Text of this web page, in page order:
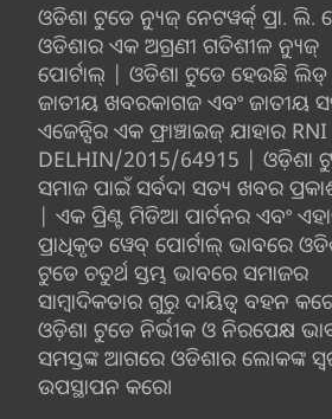
ଓଡିଶା ଟୁଡେ ନ୍ୟୁଜ୍ ନେଟୱର୍କ୍ ପ୍ରା. ଲି.
ଓଡିଶାର ଏକ ଅଗ୍ରଣୀ ଗତିଶୀଳ ନ୍ୟୁଜ୍
ପୋର୍ଟାଲ୍ | ଓଡିଶା ଟୁଡେ ହେଉଛି ଲିଡ୍
ଜାତୀୟ ଖବରକାଗଜ ଏବଂ ଜାତୀୟ
ଏଜେନ୍ସିର ଏକ ଫ୍ରାଞ୍ଚାଇଜ୍ ଯାହାର
DELHIN/2015/64915 | ଓଡ଼ିଶା
ସମାଜ ପାଇଁ ସର୍ବଦା ସତ୍ୟ ଖବର
| ଏକ ପ୍ରିଣ୍ଟ ମିଡିଆ ପାର୍ଟନର ଏବଂ
ପ୍ରାଧିକୃତ ୱେବ୍ ପୋର୍ଟାଲ୍ ଭାବରେ
ଟୁଡେ ଚତୁର୍ଥ ସ୍ତମ୍ଭ ଭାବରେ ସମାଜର
ସାମ୍ବାଦିକତାର ଗୁରୁ ଦାୟିତ୍ବ ବହନ
ଓଡ଼ିଶା ଟୁଡେ ନିର୍ଭୀକ ଓ ନିରପେକ୍ଷ
ସମସ୍ତଙ୍କ ଆଗରେ ଓଡିଶାର ଲୋକଙ୍କ
ଉପସ୍ଥାପନ କରେ।